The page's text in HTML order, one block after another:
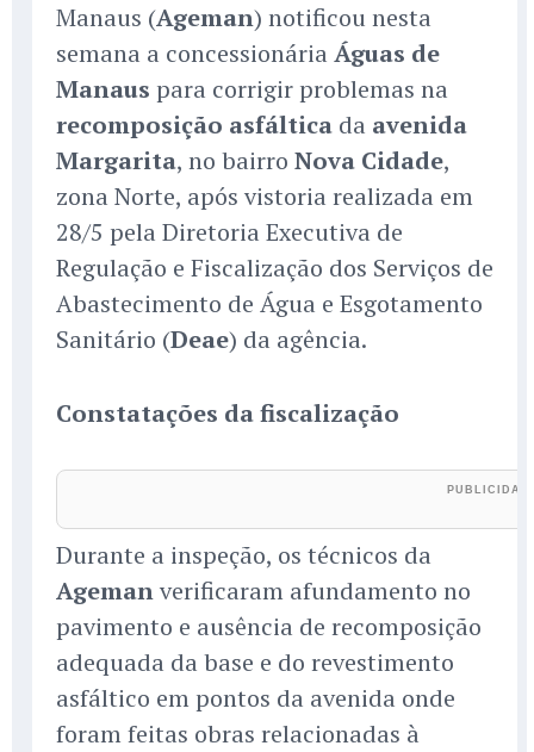
Manaus (Ageman) notificou nesta
semana a concessionária Águas de
Manaus para corrigir problemas na
recomposição asfáltica da avenida
Margarita, no bairro Nova Cidade,
zona Norte, após vistoria realizada em
28/5 pela Diretoria Executiva de
Regulação e Fiscalização dos Serviços de
Abastecimento de Água e Esgotamento
Sanitário (Deae) da agência.
Constatações da fiscalização
Durante a inspeção, os técnicos da
Agemanverificaram afundamento no
pavimento e ausência de recomposição
adequada da base e do revestimento
asfáltico em pontos da avenida onde
foram feitas obras relacionadas à